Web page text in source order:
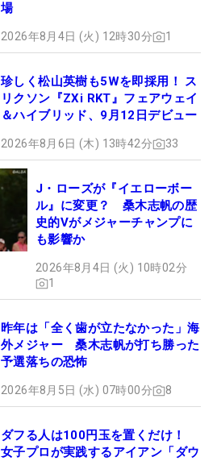
場
2026年8月4日 (火) 12時30分 1
珍しく松山英樹も5Wを即採用！ ス
リクソン『ZXi RKT』フェアウェイ
＆ハイブリッド、9月12日デビュー
2026年8月6日 (木) 13時42分 33
J・ローズが『イエローボー
ル』に変更？ 桑木志帆の歴
史的Vがメジャーチャンプに
も影響か
2026年8月4日 (火) 10時02分
1
昨年は「全く歯が立たなかった」海
外メジャー 桑木志帆が打ち勝った
予選落ちの恐怖
2026年8月5日 (水) 07時00分 8
ダフる人は100円玉を置くだけ！
女子プロが実践するアイアン「ダウ